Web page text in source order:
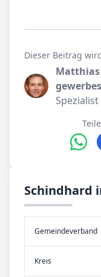
Dieser Beitrag
Schindhard
Gemeinde­verband
Kreis